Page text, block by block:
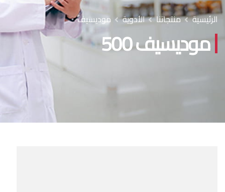
موديسيف 500
الرئيسية منتجاتنا الأدوية موديسيف